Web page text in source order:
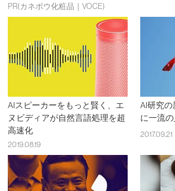
PR(カネボウ化粧品｜VOCE)
AIスピーカーをもっと賢く、エ
ヌビディアが自然言語処理を超
高速化
2019.08.19
AI研究
に一流
2017.09.21